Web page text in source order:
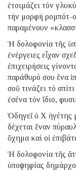
ἑτοιμάζει τόν
τήν μορφή ρομπότ-
παραμένουν
Ἡ δολοφονία τῆς
ἐνέργειες εἶχαν
ἐπιχειρήσεις
παράθυρό σου ἕνα
σοῦ τινάζει τό
ἐσένα τόν ἴδιο,
Ὁδηγεῖ ὁ Χ ἡγέτης
δέχεται ἕναν
ὄχημα καί οἱ
Ἡ δολοφονία τῆς
ὑποψηφίας